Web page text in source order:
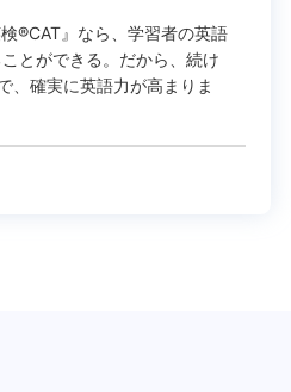
®CAT』なら、学習者の英語
とができる。 だから、続け
、確実に英語力が高まりま